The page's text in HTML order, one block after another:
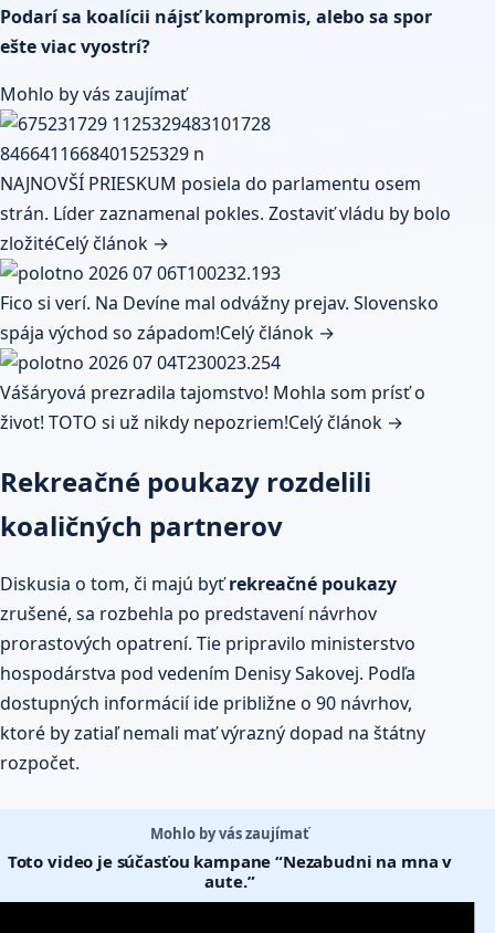
Podarí sa koalícii nájsť kompromis, alebo sa spor
ešte viac vyostrí?
Mohlo by vás zaujímať
NAJNOVŠÍ PRIESKUM posiela do parlamentu osem
strán. Líder zaznamenal pokles. Zostaviť vládu by bolo
zložitéCelý článok →
Fico si verí. Na Devíne mal odvážny prejav. Slovensko
spája východ so západom!Celý článok →
Vášáryová prezradila tajomstvo! Mohla som prísť o
život! TOTO si už nikdy nepozriem!Celý článok →
Rekreačné poukazy rozdelili
koaličných partnerov
Diskusia o tom, či majú byťrekreačné poukazy
zrušené, sa rozbehla po predstavení návrhov
prorastových opatrení. Tie pripravilo ministerstvo
hospodárstva pod vedením Denisy Sakovej. Podľa
dostupných informácií ide približne o 90 návrhov,
ktoré by zatiaľ nemali mať výrazný dopad na štátny
rozpočet.
Mohlo by vás zaujímať
Toto video je súčasťou kampane “Nezabudni na mna v
aute.”